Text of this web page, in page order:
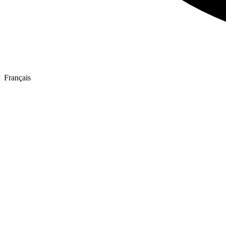
Français